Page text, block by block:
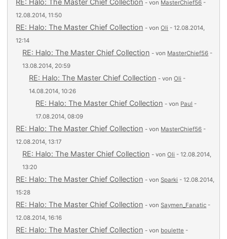
RE: Halo: The Master Chief Collection - von MasterChief56 -
12.08.2014, 11:50
RE: Halo: The Master Chief Collection - vonOli - 12.08.2014,
12:14
RE: Halo: The Master Chief Collection - von MasterChief56 -
13.08.2014, 20:59
RE: Halo: The Master Chief Collection - vonOli -
14.08.2014, 10:26
RE: Halo: The Master Chief Collection - von Paul -
17.08.2014, 08:09
RE: Halo: The Master Chief Collection - von MasterChief56 -
12.08.2014, 13:17
RE: Halo: The Master Chief Collection - vonOli - 12.08.2014,
13:20
RE: Halo: The Master Chief Collection - vonSparki - 12.08.2014,
15:28
RE: Halo: The Master Chief Collection - vonSaymen_Fanatic -
12.08.2014, 16:16
RE: Halo: The Master Chief Collection - von boulette -